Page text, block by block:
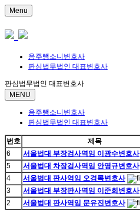
Menu
음주뺑소니변호사
판심법무법인 대표변호사
판심법무법인 대표변호사
MENU
음주뺑소니변호사
판심법무법인 대표변호사
번호 제목
6
서울법대 부장검사역임 이광수변호사
5
서울법대 차장검사역임 안영규변호사
4
서울법대 판사역임 오경록변호사
3
서울법대 부장판사역임 이준희변호사
2
서울법대 판사역임 문유진변호사